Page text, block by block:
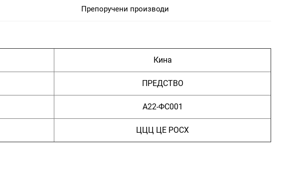
Препоручени производи
Кина
ПРЕДСТВО
А22-ФС001
ЦЦЦ ЦЕ РОСХ